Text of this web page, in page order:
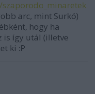
arc, mint Surkó)
hogy ha
is így utál (illetve
ki :P